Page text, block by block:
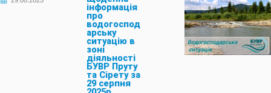
інформація
про
водогоспод
арську
ситуацію в
зоні
діяльності
БУВР Пруту
та Сірету за
29 серпня